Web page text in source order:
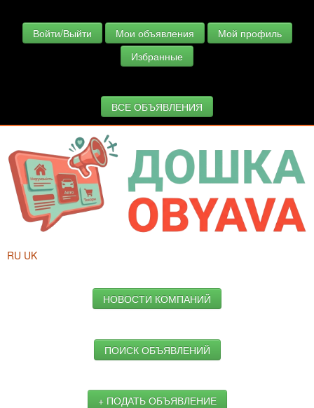
Войти/Выйти Мои объявления
Мой профиль
Избранные
ВСЕ ОБЪЯВЛЕНИЯ
RU UK
НОВОСТИ КОМПАНИЙ
ПОИСК ОБЪЯВЛЕНИЙ
+ ПОДАТЬ ОБЪЯВЛЕНИЕ